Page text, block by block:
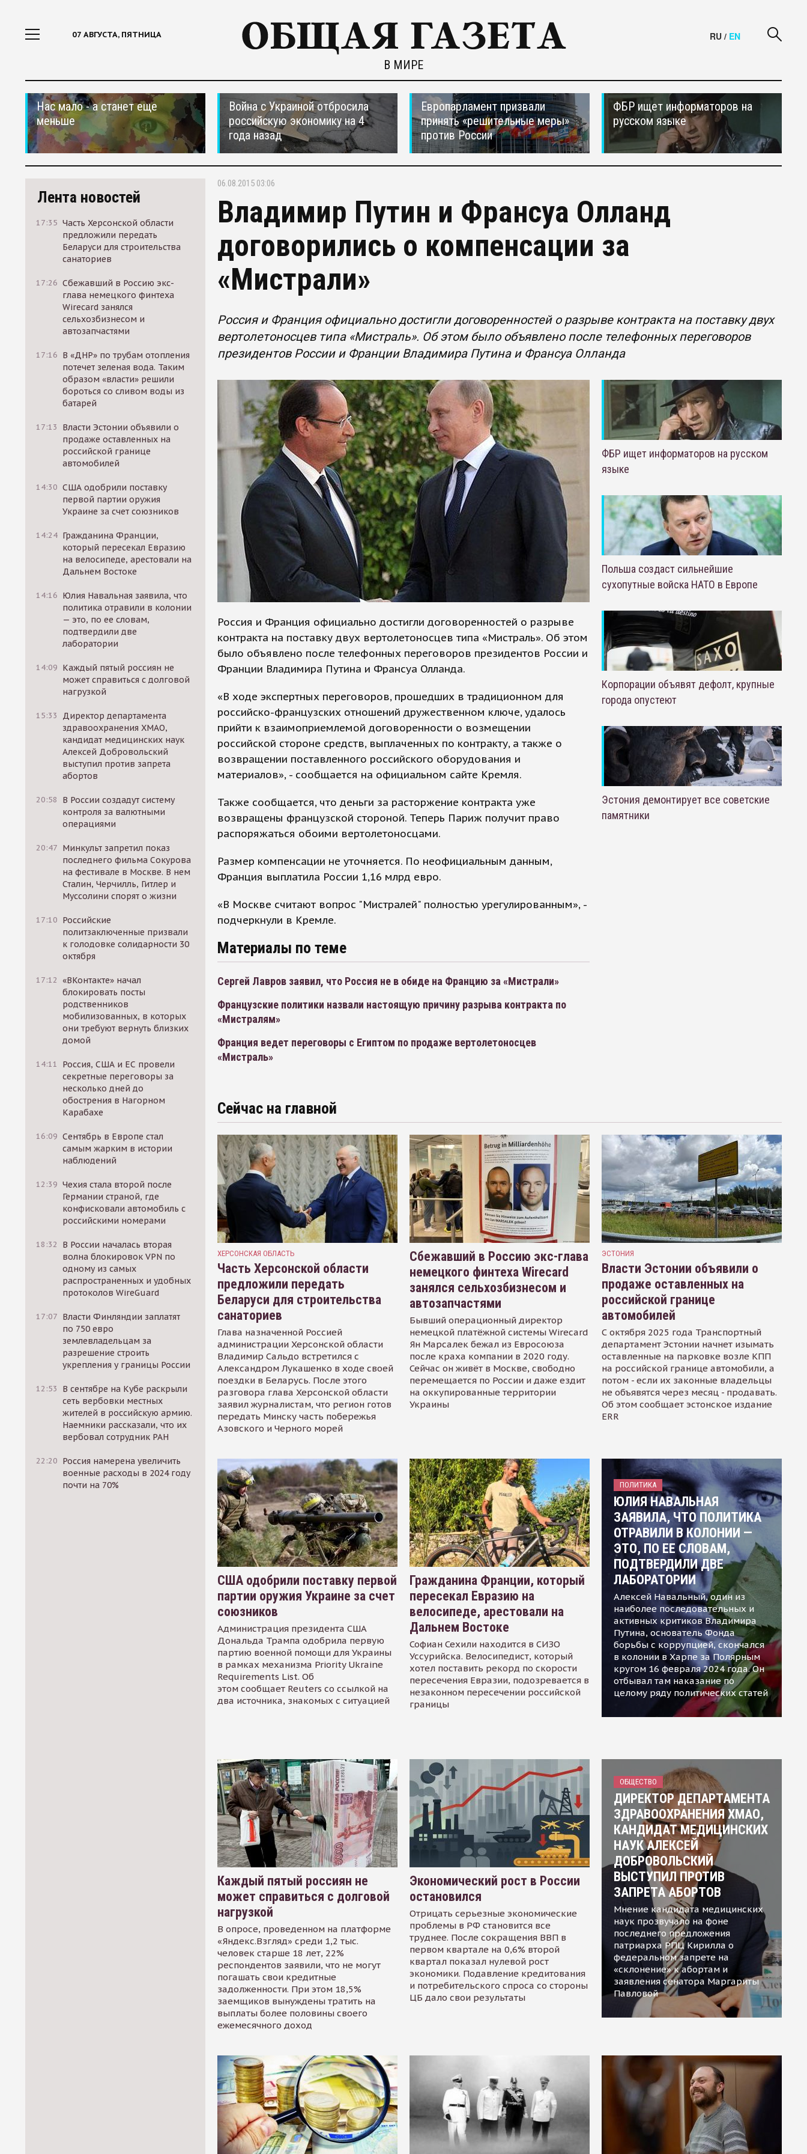
07 АВГУСТА, ПЯТНИЦА
В МИРЕ
RU / EN
Нас мало - а станет еще
меньше
Война с Украиной отбросила
российскую экономику на 4
года назад
Европарламент призвали
принять «решительные меры»
против России
ФБР ищет информаторов на
русском языке
Лента новостей
17:35 Часть Херсонской области
предложили передать
Беларуси для строительства
санаториев
17:26 Сбежавший в Россию экс-
глава немецкого финтеха
Wirecard занялся
сельхозбизнесом и
автозапчастями
17:16 В «ДНР» по трубам отопления
потечет зеленая вода. Таким
образом «власти» решили
бороться со сливом воды из
батарей
17:13
Власти Эстонии объявили о
продаже оставленных на
российской границе
автомобилей
14:30 США одобрили поставку
первой партии оружия
Украине за счет союзников
14:24 Гражданина Франции,
который пересекал Евразию
на велосипеде, арестовали на
Дальнем Востоке
14:16 Юлия Навальная заявила, что
политика отравили в колонии
— это, по ее словам,
подтвердили две
лаборатории
14:09 Каждый пятый россиян не
может справиться с долговой
нагрузкой
15:33
Директор департамента
здравоохранения ХМАО,
кандидат медицинских наук
Алексей Добровольский
выступил против запрета
абортов
20:58
В России создадут систему
контроля за валютными
операциями
20:47 Минкульт запретил показ
последнего фильма Сокурова
на фестивале в Москве. В нем
Сталин, Черчилль, Гитлер и
Муссолини спорят о жизни
17:10 Российские
политзаключенные призвали
к голодовке солидарности 30
октября
17:12 «ВКонтакте» начал
блокировать посты
родственников
мобилизованных, в которых
они требуют вернуть близких
домой
14:11
Россия, США и ЕС провели
секретные переговоры за
несколько дней до
обострения в Нагорном
Карабахе
16:09 Сентябрь в Европе стал
самым жарким в истории
наблюдений
12:39 Чехия стала второй после
Германии страной, где
конфисковали автомобиль с
российскими номерами
18:32
В России началась вторая
волна блокировок VPN по
одному из самых
распространенных и удобных
протоколов WireGuard
17:07 Власти Финляндии заплатят
по 750 евро
землевладельцам за
разрешение строить
укрепления у границы России
12:53
В сентябре на Кубе раскрыли
сеть вербовки местных
жителей в российскую армию.
Наемники рассказали, что их
вербовал сотрудник РАН
22:20 Россия намерена увеличить
военные расходы в 2024 году
почти на 70%
06.08.2015 03:06
Владимир Путин и Франсуа Олланд
договорились о компенсации за
«Мистрали»
Россия и Франция официально достигли договоренностей о разрыве контракта на поставку двух
вертолетоносцев типа «Мистраль». Об этом было объявлено после телефонных переговоров
президентов России и Франции Владимира Путина и Франсуа Олланда
Россия и Франция официально достигли договоренностей о разрыве
контракта на поставку двух вертолетоносцев типа «Мистраль». Об этом
было объявлено после телефонных переговоров президентов России и
Франции Владимира Путина и Франсуа Олланда.
«В ходе экспертных переговоров, прошедших в традиционном для
российско-французских отношений дружественном ключе, удалось
прийти к взаимоприемлемой договоренности о возмещении
российской стороне средств, выплаченных по контракту, а также о
возвращении поставленного российского оборудования и
материалов», - сообщается на официальном сайте Кремля.
Также сообщается, что деньги за расторжение контракта уже
возвращены французской стороной. Теперь Париж получит право
распоряжаться обоими вертолетоносцами.
Размер компенсации не уточняется. По неофициальным данным,
Франция выплатила России 1,16 млрд евро.
«В Москве считают вопрос "Мистралей" полностью урегулированным», -
подчеркнули в Кремле.
Материалы по теме
Сергей Лавров заявил, что Россия не в обиде на Францию за «Мистрали»
Французские политики назвали настоящую причину разрыва контракта по
«Мистралям»
Франция ведет переговоры с Египтом по продаже вертолетоносцев
«Мистраль»
ФБР ищет информаторов на русском
языке
Польша создаст сильнейшие
сухопутные войска НАТО в Европе
Корпорации объявят дефолт, крупные
города опустеют
Эстония демонтирует все советские
памятники
Сейчас на главной
ХЕРСОНСКАЯ ОБЛАСТЬ
Часть Херсонской области
предложили передать
Беларуси для строительства
санаториев
Глава назначенной Россией
администрации Херсонской области
Владимир Сальдо встретился с
Александром Лукашенко в ходе своей
поездки в Беларусь. После этого
разговора глава Херсонской области
заявил журналистам, что регион готов
передать Минску часть побережья
Азовского и Черного морей
Сбежавший в Россию экс-глава
немецкого финтеха Wirecard
занялся сельхозбизнесом и
автозапчастями
Бывший операционный директор
немецкой платёжной системы Wirecard
Ян Марсалек бежал из Евросоюза
после краха компании в 2020 году.
Сейчас он живёт в Москве, свободно
перемещается по России и даже ездит
на оккупированные территории
Украины
ЭСТОНИЯ
Власти Эстонии объявили о
продаже оставленных на
российской границе
автомобилей
С октября 2025 года Транспортный
департамент Эстонии начнет изымать
оставленные на парковке возле КПП
на российской границе автомобили, а
потом - если их законные владельцы
не объявятся через месяц - продавать.
Об этом сообщает эстонское издание
ERR
США одобрили поставку первой
партии оружия Украине за счет
союзников
Администрация президента США
Дональда Трампа одобрила первую
партию военной помощи для Украины
в рамках механизма Priority Ukraine
Requirements List. Об
этом сообщает Reuters со ссылкой на
два источника, знакомых с ситуацией
Гражданина Франции, который
пересекал Евразию на
велосипеде, арестовали на
Дальнем Востоке
Софиан Сехили находится в СИЗО
Уссурийска. Велосипедист, который
хотел поставить рекорд по скорости
пересечения Евразии, подозревается в
незаконном пересечении российской
границы
ПОЛИТИКА
ЮЛИЯ НАВАЛЬНАЯ
ЗАЯВИЛА, ЧТО ПОЛИТИКА
ОТРАВИЛИ В КОЛОНИИ —
ЭТО, ПО ЕЕ СЛОВАМ,
ПОДТВЕРДИЛИ ДВЕ
ЛАБОРАТОРИИ
Алексей Навальный, один из
наиболее последовательных и
активных критиков Владимира
Путина, основатель Фонда
борьбы с коррупцией, скончался
в колонии в Харпе за Полярным
кругом 16 февраля 2024 года. Он
отбывал там наказание по
целому ряду политических статей
Каждый пятый россиян не
может справиться с долговой
нагрузкой
В опросе, проведенном на платформе
«Яндекс.Взгляд» среди 1,2 тыс.
человек старше 18 лет, 22%
респондентов заявили, что не могут
погашать свои кредитные
задолженности. При этом 18,5%
заемщиков вынуждены тратить на
выплаты более половины своего
ежемесячного доход
Экономический рост в России
остановился
Отрицать серьезные экономические
проблемы в РФ становится все
труднее. После сокращения ВВП в
первом квартале на 0,6% второй
квартал показал нулевой рост
экономики. Подавление кредитования
и потребительского спроса со стороны
ЦБ дало свои результаты
ОБЩЕСТВО
ДИРЕКТОР ДЕПАРТАМЕНТА
ЗДРАВООХРАНЕНИЯ ХМАО,
КАНДИДАТ МЕДИЦИНСКИХ
НАУК АЛЕКСЕЙ
ДОБРОВОЛЬСКИЙ
ВЫСТУПИЛ ПРОТИВ
ЗАПРЕТА АБОРТОВ
Мнение кандидата медицинских
наук прозвучало на фоне
последнего предложения
патриарха РПЦ Кирилла о
федеральном запрете на
«склонение» к абортам и
заявления сенатора Маргариты
Павловой